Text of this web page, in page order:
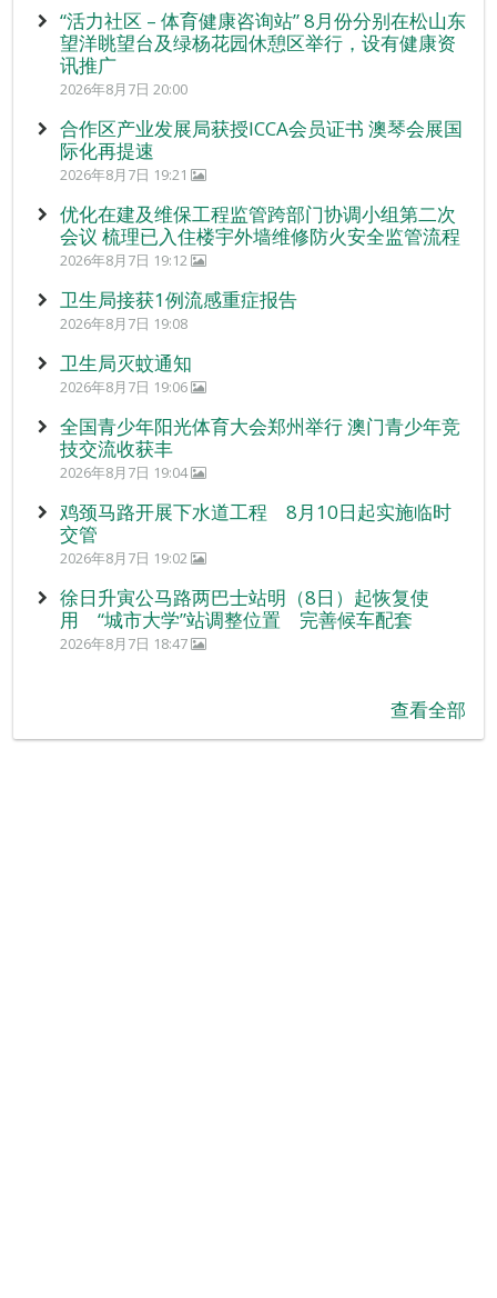
“活力社区 – 体育健康咨询站” 8月份分别在松山东
望洋眺望台及绿杨花园休憩区举行，设有健康资
讯推广
2026年8月7日 20:00
合作区产业发展局获授ICCA会员证书 澳琴会展国
际化再提速
2026年8月7日 19:21
优化在建及维保工程监管跨部门协调小组第二次
会议 梳理已入住楼宇外墙维修防火安全监管流程
2026年8月7日 19:12
卫生局接获1例流感重症报告
2026年8月7日 19:08
卫生局灭蚊通知
2026年8月7日 19:06
全国青少年阳光体育大会郑州举行 澳门青少年竞
技交流收获丰
2026年8月7日 19:04
鸡颈马路开展下水道工程 8月10日起实施临时
交管
2026年8月7日 19:02
徐日升寅公马路两巴士站明（8日）起恢复使
用 “城市大学”站调整位置 完善候车配套
2026年8月7日 18:47
查看全部